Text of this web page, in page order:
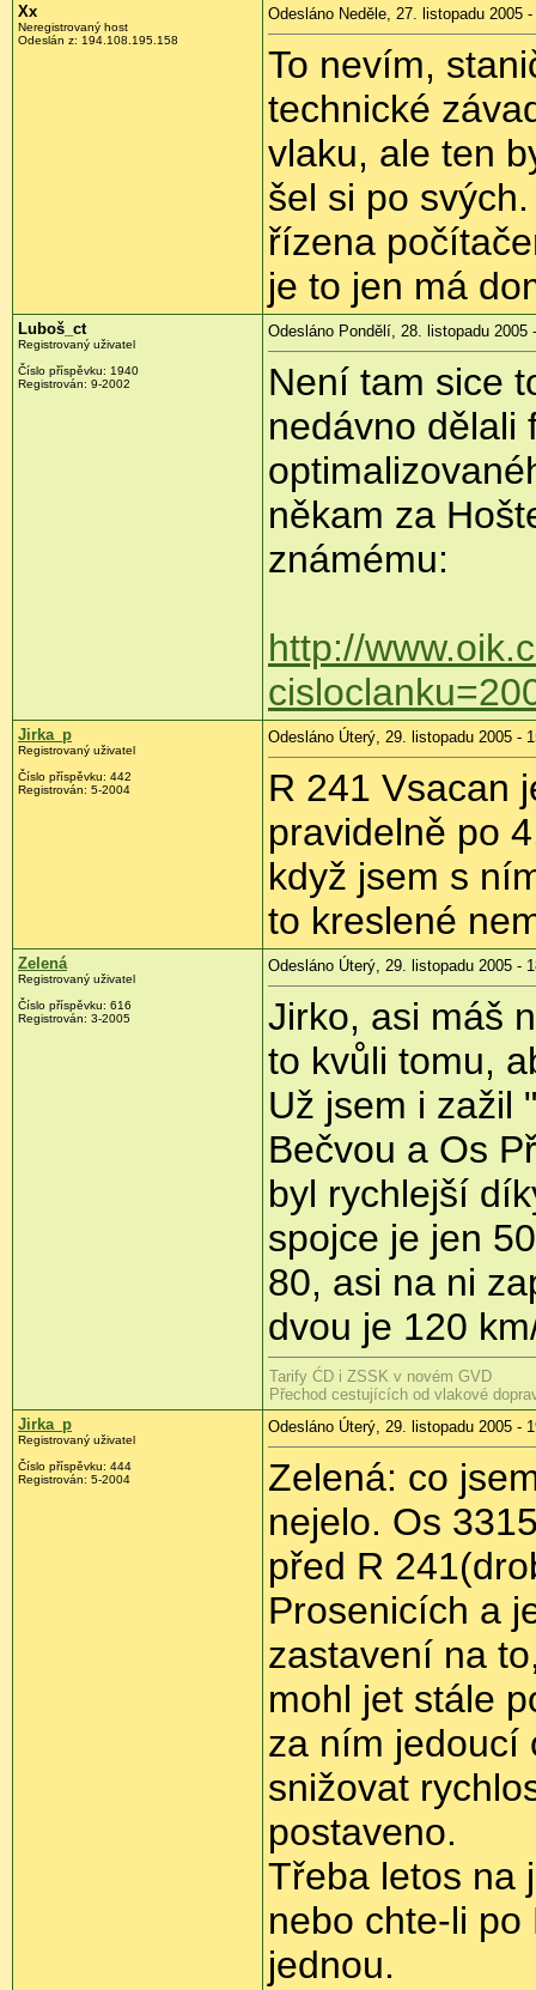
Xx
Neregistrovaný host
Odeslán z: 194.108.195.158
Odesláno Neděle, 27. listopadu 2005 -
To nevím,
technické
vlaku, ale ten
šel si po
řízena
je to jen má
Luboš_ct
Registrovaný uživatel
Číslo příspěvku: 1940
Registrován: 9-2002
Odesláno Pondělí, 28. listopadu 2005
Není tam sice
nedávno dělali
někam za
známému:
http://
Jirka_p
Registrovaný uživatel
Číslo příspěvku: 442
Registrován: 5-2004
Odesláno Úterý, 29. listopadu 2005 -
R 241 Vsacan
pravidelně po
když jsem s
to kreslené
Zelená
Registrovaný uživatel
Číslo příspěvku: 616
Registrován: 3-2005
Odesláno Úterý, 29. listopadu 2005 -
Jirko, asi máš
to kvůli tomu,
Už jsem i zažil
Bečvou a Os
byl rychlejší
spojce je jen
80, asi na ni
dvou je 120
Tarify ĆD i ZSSK v novém GVD
Přechod cestujících od vlakové
Jirka_p
Registrovaný uživatel
Číslo příspěvku: 444
Registrován: 5-2004
Odesláno Úterý, 29. listopadu 2005 -
Zelená: co
nejelo. Os
před R
Prosenicích a
zastavení na
mohl jet stále
za ním jedoucí
snižovat
postaveno.
Třeba letos na
nebo chte-li
jednou.